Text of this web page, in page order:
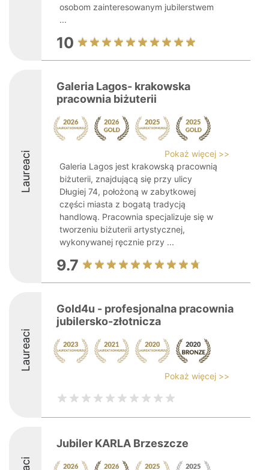
osobom zainteresowanym jubilerstwem
...
10
Laureaci
Galeria Lagos- krakowska
pracownia biżuterii
Pokaż więcej >>
Galeria Lagos jest krakowską pracownią
biżuterii, znajdującą się przy ulicy
Długiej 74, położoną w zabytkowej
części miasta z bogatą tradycją
handlową. Pracownia specjalizuje się w
tworzeniu biżuterii artystycznej,
wykonywanej ręcznie przy ...
9.7
Laureaci
Gold4u - profesjonalna pracownia
jubilersko-złotnicza
Pokaż więcej >>
Jubiler KARLA Brzeszcze